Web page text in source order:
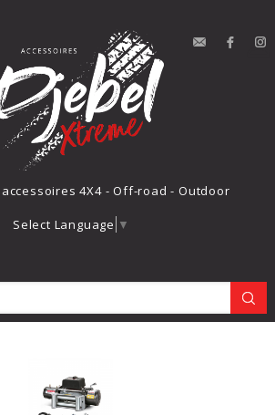

4X4 - Off-road - Outdoor
contact
Select Language ▼